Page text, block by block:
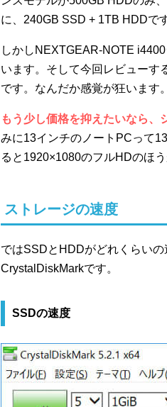
に、240GB SSD + 1TB HDDです
しかしNEXTGEAR-NOTE
います。そして今回レビューす
です。なんだか感覚が狂います。
もう少し価格を抑えたいなら、
みに13インチのノートPCって
ると1920×1080のフルHDのほ
ストレージの速度
ではSSDとHDDがどれくらい
CrystalDiskMarkです。
SSDの速度